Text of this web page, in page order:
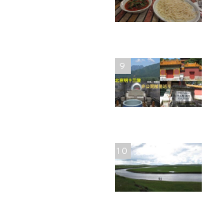
9
10